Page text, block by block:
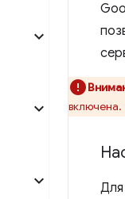
включена.
Для